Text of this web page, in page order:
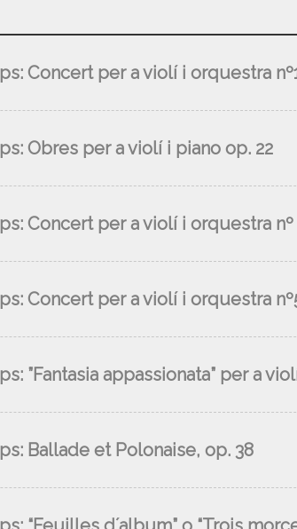
Concert per a violí i orquestra
Obres per a violí i piano op. 22
Concert per a violí i orquestra
Concert per a violí i orquestra
”Fantasia appassionata” per a
Ballade et Polonaise, op. 38